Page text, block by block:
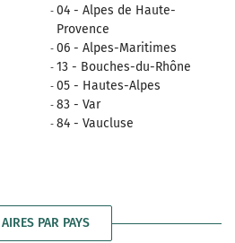
04 - Alpes de Haute-
Provence
06 - Alpes-Maritimes
13 - Bouches-du-Rhône
05 - Hautes-Alpes
83 - Var
84 - Vaucluse
PAR PAYS